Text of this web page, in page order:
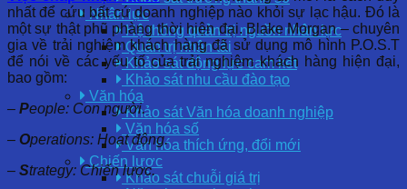
Nhân lực
Hệ thống quản trị nguồn nhân lực
Quản trị nhân tài
Khảo sát động lực cam kết
Khảo sát nhu cầu đào tạo
Văn hóa
Khảo sát Văn hóa doanh nghiệp
Văn hóa số
Văn hóa thích ứng, đổi mới
Chiến lược
Khảo sát chuỗi giá trị
nhất để cứu bất cứ doanh nghiệp nào khỏi sự lạc hậu. Đó là
một sự thật phũ phàng thời hiện đại. Blake Morgan – chuyên
gia về trải nghiệm khách hàng đã sử dụng mô hình P.O.S.T
để nói về các yếu tố của trải nghiệm khách hàng hiện đại,
bao gồm:
– People: Con người.
– Operations: Hoạt động.
– Strategy: Chiến lược.